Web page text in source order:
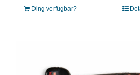
Ding verfügbar?